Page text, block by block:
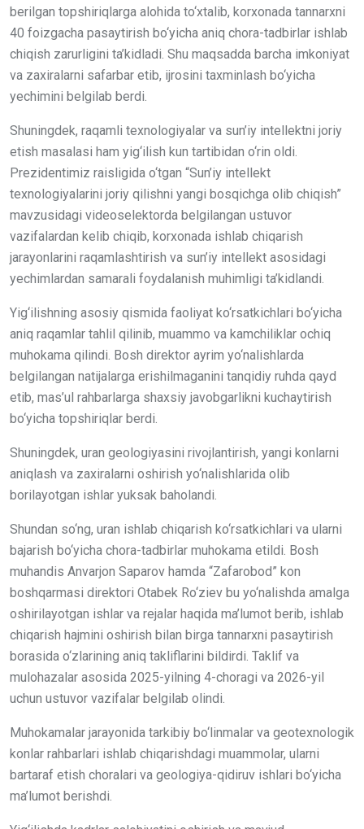
berilgan topshiriqlarga alohida to‘xtalib, korxonada tannarxni
40 foizgacha pasaytirish bo‘yicha aniq chora-tadbirlar ishlab
chiqish zarurligini ta’kidladi. Shu maqsadda barcha imkoniyat
va zaxiralarni safarbar etib, ijrosini taxminlash bo‘yicha
yechimini belgilab berdi.
Shuningdek, raqamli texnologiyalar va sun’iy intellektni joriy
etish masalasi ham yig‘ilish kun tartibidan o‘rin oldi.
Prezidentimiz raisligida o‘tgan “Sun’iy intellekt
texnologiyalarini joriy qilishni yangi bosqichga olib chiqish”
mavzusidagi videoselektorda belgilangan ustuvor
vazifalardan kelib chiqib, korxonada ishlab chiqarish
jarayonlarini raqamlashtirish va sun’iy intellekt asosidagi
yechimlardan samarali foydalanish muhimligi ta’kidlandi.
Yig‘ilishning asosiy qismida faoliyat ko‘rsatkichlari bo‘yicha
aniq raqamlar tahlil qilinib, muammo va kamchiliklar ochiq
muhokama qilindi. Bosh direktor ayrim yo‘nalishlarda
belgilangan natijalarga erishilmaganini tanqidiy ruhda qayd
etib, mas’ul rahbarlarga shaxsiy javobgarlikni kuchaytirish
bo‘yicha topshiriqlar berdi.
Shuningdek, uran geologiyasini rivojlantirish, yangi konlarni
aniqlash va zaxiralarni oshirish yo‘nalishlarida olib
borilayotgan ishlar yuksak baholandi.
Shundan so‘ng, uran ishlab chiqarish ko‘rsatkichlari va ularni
bajarish bo‘yicha chora-tadbirlar muhokama etildi. Bosh
muhandis Anvarjon Saparov hamda “Zafarobod” kon
boshqarmasi direktori Otabek Ro‘ziev bu yo‘nalishda amalga
oshirilayotgan ishlar va rejalar haqida ma’lumot berib, ishlab
chiqarish hajmini oshirish bilan birga tannarxni pasaytirish
borasida o‘zlarining aniq takliflarini bildirdi. Taklif va
mulohazalar asosida 2025-yilning 4-choragi va 2026-yil
uchun ustuvor vazifalar belgilab olindi.
Muhokamalar jarayonida tarkibiy bo‘linmalar va geotexnologik
konlar rahbarlari ishlab chiqarishdagi muammolar, ularni
bartaraf etish choralari va geologiya-qidiruv ishlari bo‘yicha
ma’lumot berishdi.